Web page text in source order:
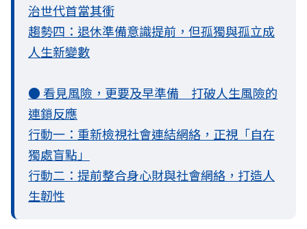
治世代首當其衝
趨勢四：退休準備意識提前，但孤獨與孤立成
人生新變數
● 看見風險，更要及早準備 打破人生風險的
連鎖反應
行動一：重新檢視社會連結網絡，正視「自在
獨處盲點」
行動二：提前整合身心財與社會網絡，打造人
生韌性